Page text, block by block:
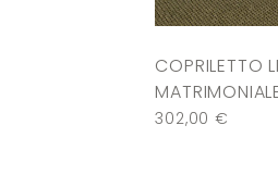
COPRILETTO
302,00€